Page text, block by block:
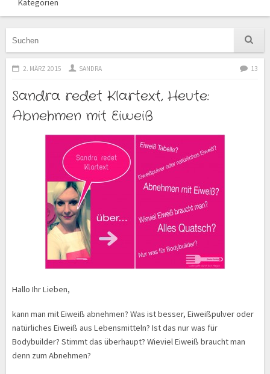
Kategorien
2. MÄRZ 2015 SANDRA 13
Sandra redet Klartext, Heute:
Abnehmen mit Eiweiß
Hallo Ihr Lieben,
kann man mit Eiweiß abnehmen? Was ist besser, Eiweißpulver oder
natürliches Eiweiß aus Lebensmitteln? Ist das nur was für
Bodybuilder? Stimmt das überhaupt? Wieviel Eiweiß braucht man
denn zum Abnehmen?